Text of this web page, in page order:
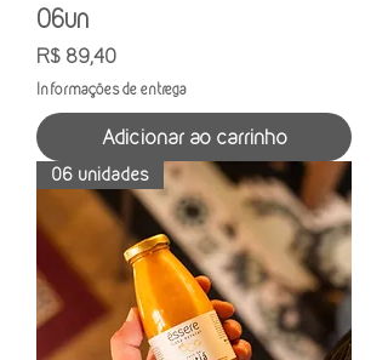
06un
Preço
R$ 89,40
Informações de entrega
Adicionar ao carrinho
06 unidades